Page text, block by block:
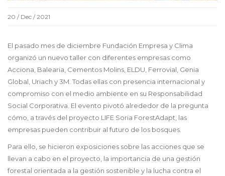
20 / Dec / 2021
El pasado mes de diciembre Fundación Empresa y Clima
organizó un nuevo taller con diferentes empresas como
Acciona, Balearia, Cementos Molins, ELDU, Ferrovial, Genia
Global, Uriach y 3M. Todas ellas con presencia internacional y
compromiso con el medio ambiente en su Responsabilidad
Social Corporativa. El evento pivotó alrededor de la pregunta
cómo, a través del proyecto LIFE Soria ForestAdapt, las
empresas pueden contribuir al futuro de los bosques.
Para ello, se hicieron exposiciones sobre las acciones que se
llevan a cabo en el proyecto, la importancia de una gestión
forestal orientada a la gestión sostenible y la lucha contra el